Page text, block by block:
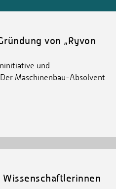
von „Ryvon
und
Maschinenbau-Absolvent